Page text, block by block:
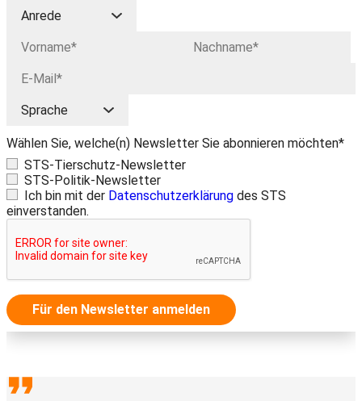
Wählen Sie, welche(n) Newsletter Sie abonnieren möchten*
STS-Tierschutz-Newsletter
STS-Politik-Newsletter
Ich bin mit der Datenschutzerklärung des STS
einverstanden.
Für den Newsletter anmelden